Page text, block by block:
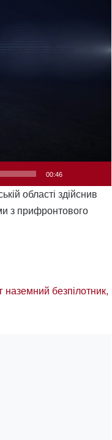
00:46
області здійснив
з прифронтового
наземний безпілотник,